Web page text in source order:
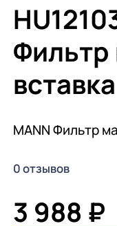
вставка
MANN Фильтр
0 отзывов
3 988 ₽